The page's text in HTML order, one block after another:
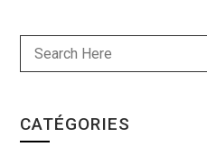
CATÉGORIES